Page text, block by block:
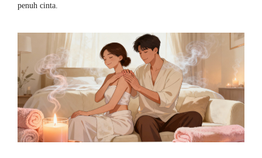
penuh cinta.